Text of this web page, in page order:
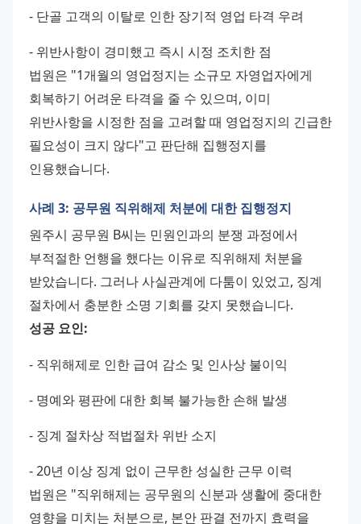
- 단골 고객의 이탈로 인한 장기적 영업 타격 우려
- 위반사항이 경미했고 즉시 시정 조치한 점
법원은 "1개월의 영업정지는 소규모 자영업자에게
회복하기 어려운 타격을 줄 수 있으며, 이미
위반사항을 시정한 점을 고려할 때 영업정지의 긴급한
필요성이 크지 않다"고 판단해 집행정지를
인용했습니다.
사례 3: 공무원 직위해제 처분에 대한 집행정지
원주시 공무원 B씨는 민원인과의 분쟁 과정에서
부적절한 언행을 했다는 이유로 직위해제 처분을
받았습니다. 그러나 사실관계에 다툼이 있었고, 징계
절차에서 충분한 소명 기회를 갖지 못했습니다.
성공 요인:
- 직위해제로 인한 급여 감소 및 인사상 불이익
- 명예와 평판에 대한 회복 불가능한 손해 발생
- 징계 절차상 적법절차 위반 소지
- 20년 이상 징계 없이 근무한 성실한 근무 이력
법원은 "직위해제는 공무원의 신분과 생활에 중대한
영향을 미치는 처분으로, 본안 판결 전까지 효력을